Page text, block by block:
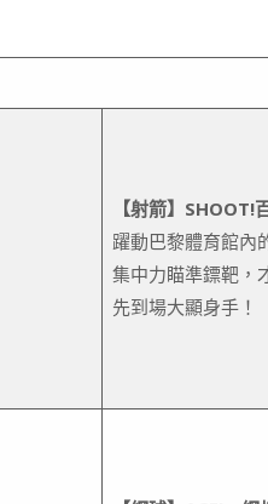
【射箭】SHOOT!
躍動巴黎體育館內
集中力瞄準鏢靶，
先到場大顯身手！